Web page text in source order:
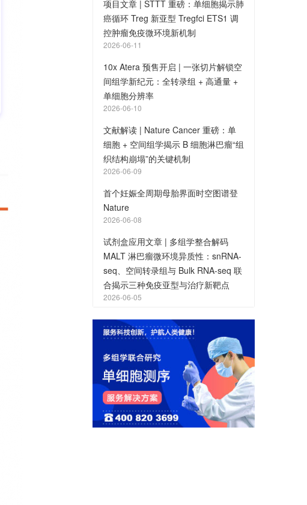
项目文章 | STTT 重磅：单细胞揭示肺
癌循环 Treg 新亚型 Tregfci ETS1 调
控肿瘤免疫微环境新机制
2026-06-11
10x Atera 预售开启 | 一张切片解锁空
间组学新纪元：全转录组 + 高通量 +
单细胞分辨率
2026-06-10
文献解读 | Nature Cancer 重磅：单
细胞 + 空间组学揭示 B 细胞淋巴瘤“组
织结构崩塌”的关键机制
2026-06-09
首个妊娠全周期母胎界面时空图谱登
Nature
2026-06-08
试剂盒应用文章 | 多组学整合解码
MALT 淋巴瘤微环境异质性：snRNA-
seq、空间转录组与 Bulk RNA-seq 联
合揭示三种免疫亚型与治疗新靶点
2026-06-05